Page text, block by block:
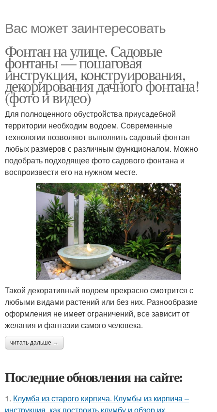
Вас может заинтересовать
Фонтан на улице. Садовые
фонтаны — пошаговая
инструкция, конструирования,
декорирования дачного фонтана!
(фото и видео)
Для полноценного обустройства приусадебной
территории необходим водоем. Современные
технологии позволяют выполнить садовый фонтан
любых размеров с различным функционалом. Можно
подобрать подходящее фото садового фонтана и
воспроизвести его на нужном месте.
Такой декоративный водоем прекрасно смотрится с
любыми видами растений или без них. Разнообразие
оформления не имеет ограничений, все зависит от
желания и фантазии самого человека.
читать дальше →
Последние обновления на сайте:
1. Клумба из старого кирпича. Клумбы из кирпича –
инструкция, как построить клумбу и обзор их